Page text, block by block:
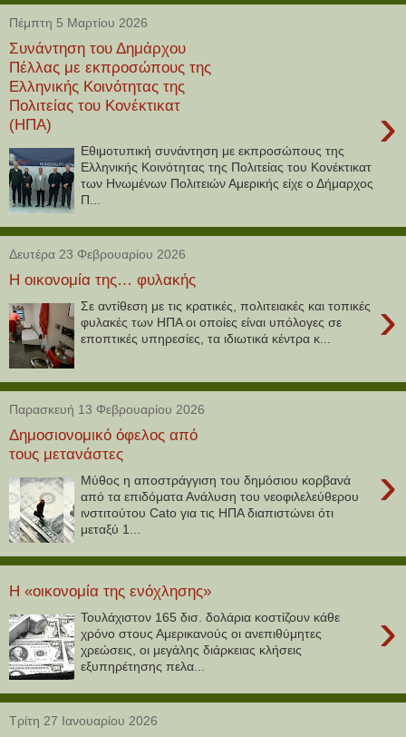
Πέμπτη 5 Μαρτίου 2026
Συνάντηση του Δημάρχου
Πέλλας με εκπροσώπους της
Ελληνικής Κοινότητας της
Πολιτείας του Κονέκτικατ
(ΗΠΑ)
›
Εθιμοτυπική συνάντηση με εκπροσώπους της
Ελληνικής Κοινότητας της Πολιτείας του Κονέκτικατ
των Ηνωμένων Πολιτειών Αμερικής είχε ο Δήμαρχος
Π...
Δευτέρα 23 Φεβρουαρίου 2026
Η οικονομία της… φυλακής
›
Σε αντίθεση με τις κρατικές, πολιτειακές και τοπικές
φυλακές των ΗΠΑ οι οποίες είναι υπόλογες σε
εποπτικές υπηρεσίες, τα ιδιωτικά κέντρα κ...
Παρασκευή 13 Φεβρουαρίου 2026
Δημοσιονομικό όφελος από
τους μετανάστες
›
Μύθος η αποστράγγιση του δημόσιου κορβανά
από τα επιδόματα Ανάλυση του νεοφιλελεύθερου
ινστιτούτου Cato για τις ΗΠΑ διαπιστώνει ότι
μεταξύ 1...
Η «οικονομία της ενόχλησης»
›
Τουλάχιστον 165 δισ. δολάρια κοστίζουν κάθε
χρόνο στους Αμερικανούς οι ανεπιθύμητες
χρεώσεις, οι μεγάλης διάρκειας κλήσεις
εξυπηρέτησης πελα...
Τρίτη 27 Ιανουαρίου 2026